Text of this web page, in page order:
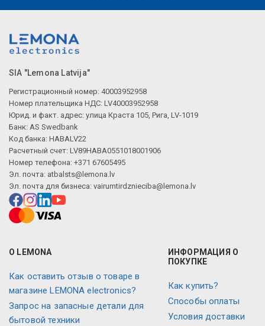
SIA "Lemona Latvija"
Регистрационный номер: 40003952958
Номер плательщика НДС: LV40003952958
Юрид. и факт. адрес: улица Краста 105, Рига, LV-1019
Банк: AS Swedbank
Код банка: HABALV22
Расчетный счет: LV89HABA0551018001906
Номер телефона: +371 67605495
Эл. почта: atbalsts@lemona.lv
Эл. почта для бизнеса: vairumtirdznieciba@lemona.lv
О LEMONA
Как оставить отзыв о товаре в
магазине LEMONA electronics?
Запрос на запасные детали для
бытовой техники
ИНФОРМАЦИЯ О
ПОКУПКЕ
Как купить?
Способы оплаты
Условия доставки